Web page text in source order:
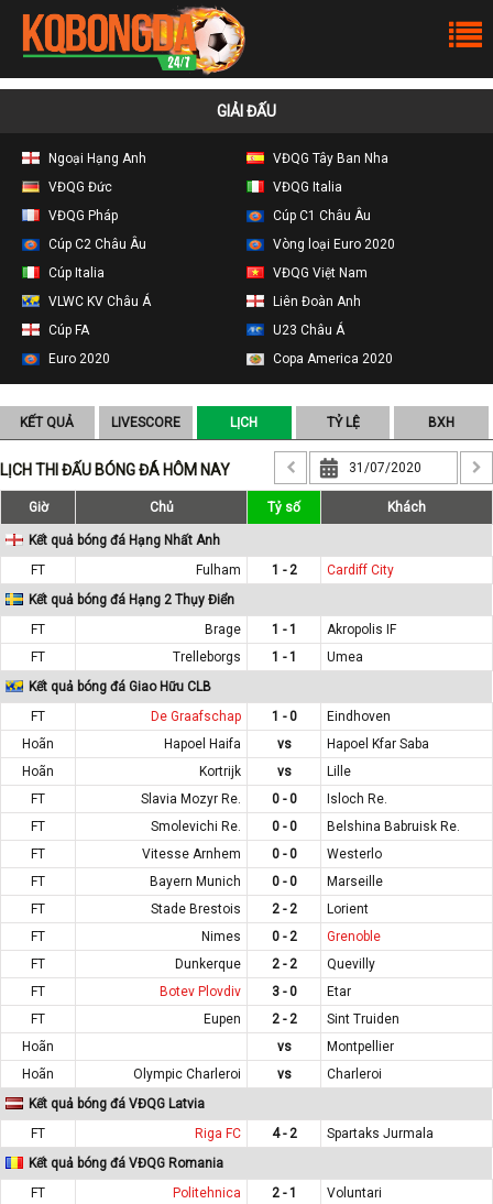
GIẢI ĐẤU
Ngoại Hạng Anh
VĐQG Tây Ban Nha
VĐQG Đức
VĐQG Italia
VĐQG Pháp
Cúp C1 Châu Âu
Cúp C2 Châu Âu
Vòng loại Euro 2020
Cúp Italia
VĐQG Việt Nam
VLWC KV Châu Á
Liên Đoàn Anh
Cúp FA
U23 Châu Á
Euro 2020
Copa America 2020
KẾT QUẢ LIVESCORE LỊCH TỶ LỆ BXH
LỊCH THI ĐẤU BÓNG ĐÁ HÔM NAY
Giờ Chủ Tỷ số Khách
Kết quả bóng đá Hạng Nhất Anh
FT
Fulham 1 - 2
Cardiff City
Kết quả bóng đá Hạng 2 Thụy Điển
FT
Brage 1 - 1
Akropolis IF
FT
Trelleborgs 1 - 1
Umea
Kết quả bóng đá Giao Hữu CLB
FT
De Graafschap 1 - 0
Eindhoven
Hoãn
Hapoel Haifa vs
Hapoel Kfar Saba
Hoãn
Kortrijk vs
Lille
FT
Slavia Mozyr Re. 0 - 0
Isloch Re.
FT
Smolevichi Re. 0 - 0
Belshina Babruisk Re.
FT
Vitesse Arnhem 0 - 0
Westerlo
FT
Bayern Munich 0 - 0
Marseille
FT
Stade Brestois 2 - 2
Lorient
FT
Nimes 0 - 2
Grenoble
FT
Dunkerque 2 - 2
Quevilly
FT
Botev Plovdiv 3 - 0
Etar
FT
Eupen 2 - 2
Sint Truiden
Hoãn
vs
Montpellier
Hoãn
Olympic Charleroi vs
Charleroi
Kết quả bóng đá VĐQG Latvia
FT
Riga FC 4 - 2
Spartaks Jurmala
Kết quả bóng đá VĐQG Romania
FT
Politehnica 2 - 1
Voluntari